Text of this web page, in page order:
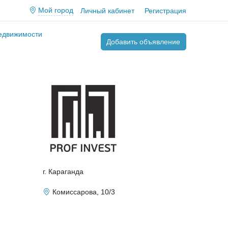
Мой город Личный кабинет Регистрация
Добавить объявление
г. Караганда
Комиссарова, 10/3